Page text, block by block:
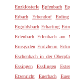
Enzklösterle Epfenbach
Erbach
Erbendorf Erding
Ergoldsbach Erharting
Erlenbach Erlenbach am
Ernsgaden Erolzheim
Eschenbach in der
Essingen
Esslingen
Etzenricht
Euerbach